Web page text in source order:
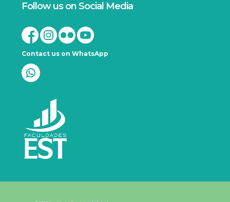
Follow us on Social Media
Contact us on WhatsApp